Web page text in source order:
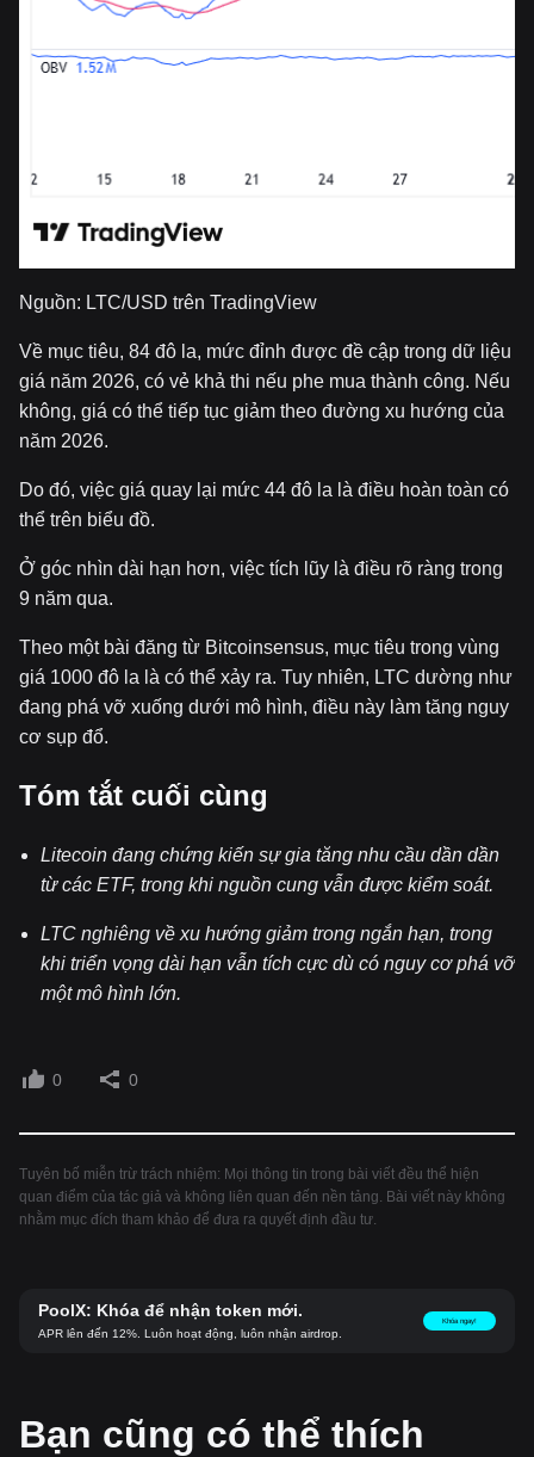
Nguồn: LTC/USD trên TradingView
Về mục tiêu, 84 đô la, mức đỉnh được đề cập trong dữ liệu
giá năm 2026, có vẻ khả thi nếu phe mua thành công. Nếu
không, giá có thể tiếp tục giảm theo đường xu hướng của
năm 2026.
Do đó, việc giá quay lại mức 44 đô la là điều hoàn toàn có
thể trên biểu đồ.
Ở góc nhìn dài hạn hơn, việc tích lũy là điều rõ ràng trong
9 năm qua.
Theo một bài đăng từ Bitcoinsensus, mục tiêu trong vùng
giá 1000 đô la là có thể xảy ra. Tuy nhiên, LTC dường như
đang phá vỡ xuống dưới mô hình, điều này làm tăng nguy
cơ sụp đổ.
Tóm tắt cuối cùng
Litecoin đang chứng kiến sự gia tăng nhu cầu dần dần
từ các ETF, trong khi nguồn cung vẫn được kiểm soát.
LTC nghiêng về xu hướng giảm trong ngắn hạn, trong
khi triển vọng dài hạn vẫn tích cực dù có nguy cơ phá vỡ
một mô hình lớn.
0 0
Tuyên bố miễn trừ trách nhiệm: Mọi thông tin trong bài viết đều thể hiện
quan điểm của tác giả và không liên quan đến nền tảng. Bài viết này không
nhằm mục đích tham khảo để đưa ra quyết định đầu tư.
PoolX: Khóa để nhận token mới.
APR lên đến 12%. Luôn hoạt động, luôn nhận airdrop.
Khóa ngay!
Bạn cũng có thể thích